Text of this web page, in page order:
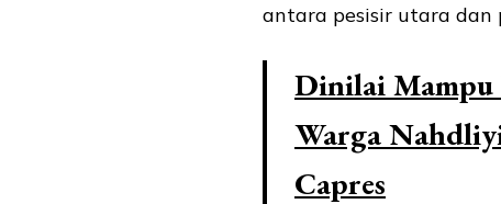
antara pesisir utara dan
Dinilai Mampu
Warga
Capres